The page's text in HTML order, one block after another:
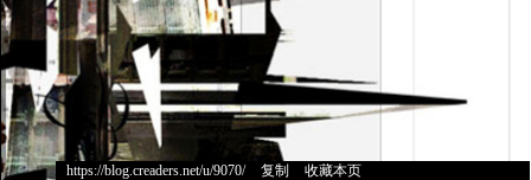
https://blog.creaders.net/u/9070/> 复制 收藏本页